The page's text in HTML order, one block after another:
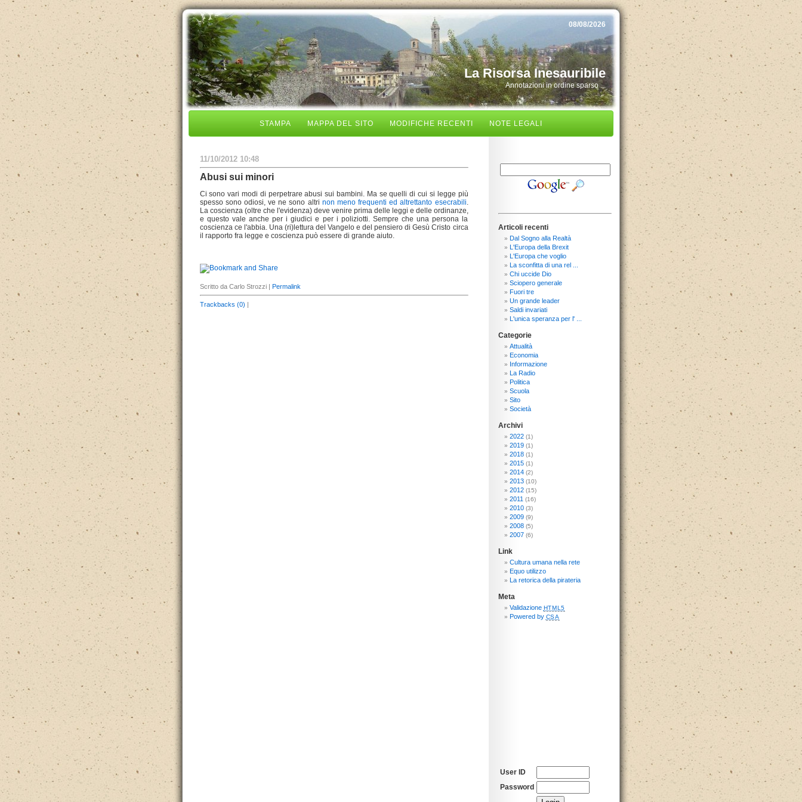
La Risorsa Inesauribile
Annotazioni in ordine sparso ...
08/08/2026
STAMPA MAPPA DEL SITO MODIFICHE RECENTI NOTE LEGALI
11/10/2012 10:48
Abusi sui minori
Ci sono vari modi di perpetrare abusi sui bambini. Ma se quelli di cui si legge più
spesso sono odiosi, ve ne sono altri non meno frequenti ed altrettanto esecrabili.
La coscienza (oltre che l'evidenza) deve venire prima delle leggi e delle ordinanze,
e questo vale anche per i giudici e per i poliziotti. Sempre che una persona la
coscienza ce l'abbia. Una (ri)lettura del Vangelo e del pensiero di Gesù Cristo circa
il rapporto fra legge e coscienza può essere di grande aiuto.
Scritto da Carlo Strozzi | Permalink
Trackbacks (0) |
Articoli recenti
Dal Sogno alla Realtà
L'Europa della Brexit
L'Europa che voglio
La sconfitta di una rel ...
Chi uccide Dio
Sciopero generale
Fuori tre
Un grande leader
Saldi invariati
L'unica speranza per l' ...
Categorie
Attualità
Economia
Informazione
La Radio
Politica
Scuola
Sito
Società
Archivi
2022(1)
2019(1)
2018(1)
2015(1)
2014(2)
2013(10)
2012(15)
2011 (16)
2010(3)
2009(9)
2008(5)
2007(6)
Link
Cultura umana nella rete
Equo utilizzo
La retorica della pirateria
Meta
Validazione HTML5
Powered by CSA
User ID
Password